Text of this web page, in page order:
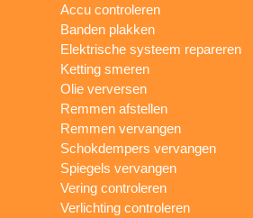
Accu controleren
Banden plakken
Elektrische systeem repareren
Ketting smeren
Olie verversen
Remmen afstellen
Remmen vervangen
Schokdempers vervangen
Spiegels vervangen
Vering controleren
Verlichting controleren